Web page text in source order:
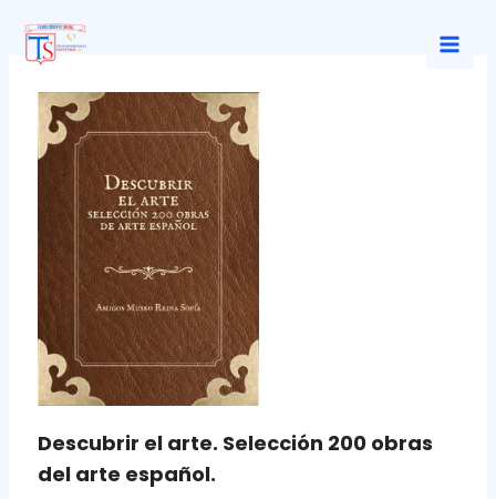
contenido
Descubrir el arte. Selección 200 obras
del arte español.